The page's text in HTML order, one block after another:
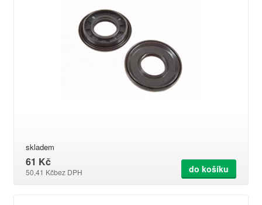
skladem
61 Kč
50,41 Kčbez DPH do košíku